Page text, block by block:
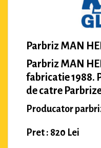
Parbriz MAN
Parbriz MAN
fabricatie 1988.
de catre
Producator
Pret : 820 Lei